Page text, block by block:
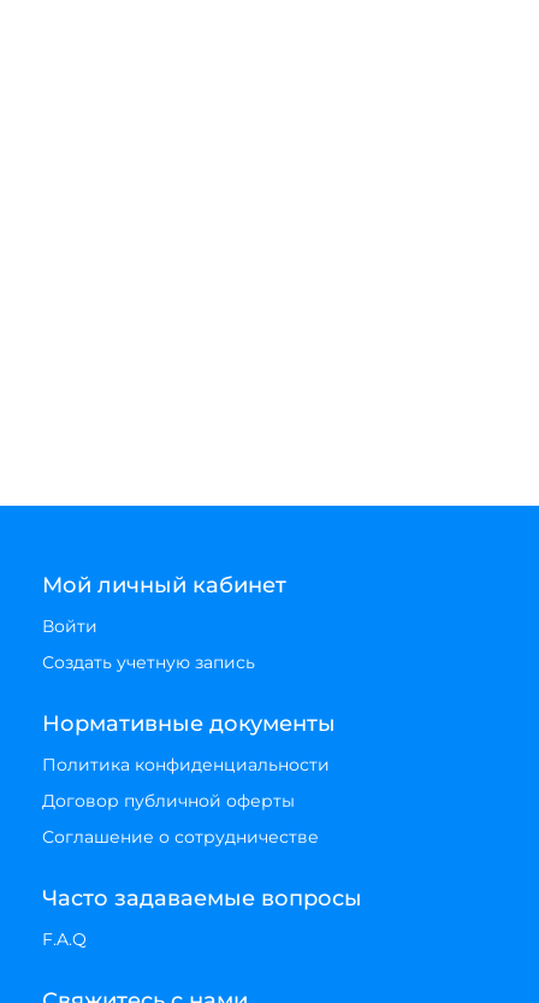
Мой личный кабинет
Войти
Создать учетную запись
Нормативные документы
Политика конфиденциальности
Договор публичной оферты
Соглашение о сотрудничестве
Часто задаваемые вопросы
F.A.Q